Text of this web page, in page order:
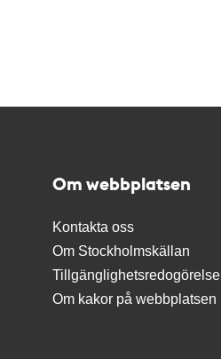
Om webbplatsen
Kontakta oss
Om Stockholmskällan
Tillgänglighetsredogörelse
Om kakor på webbplatsen